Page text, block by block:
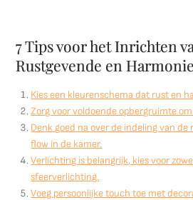
7 Tips voor het Inrichten
Rustgevende en
Kies een kleurenschema dat rust en
Zorg voor voldoende opbergruimte
Denk goed na over de indeling van de
flow in de kamer.
Verlichting is belangrijk, kies voor
sfeerverlichting.
Voeg persoonlijke touch toe met